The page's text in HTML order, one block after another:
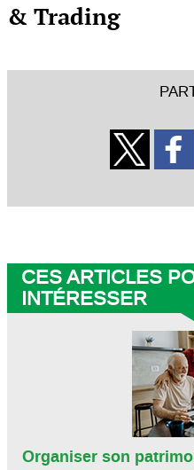
& Trading
CES ARTICLES
INTÉRESSER
Organiser son